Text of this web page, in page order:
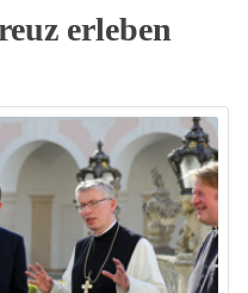
erleben